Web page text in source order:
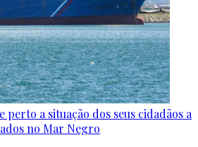
perto a situação dos seus cidadãos a
no Mar Negro